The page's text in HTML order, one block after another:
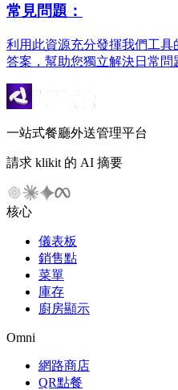
常見問題：
利用此資源充分發揮我們工
答案，幫助您獨立解決日常問
一站式餐廳外送管理平台
請求 klikit 的 AI 摘要
核心
儀表板
銷售點
菜單
庫存
廚房顯示
Omni
網路商店
QR點餐